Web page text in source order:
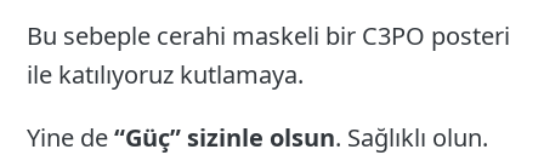
Bu sebeple cerahi maskeli bir C3PO posteri
ile katılıyoruz kutlamaya.
Yine de“Güç” sizinle olsun. Sağlıklı olun.